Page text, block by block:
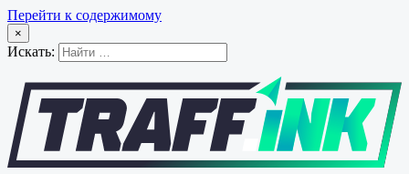
Перейти к содержимому
×
Искать: